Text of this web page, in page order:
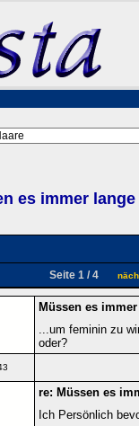
es immer lange
Seite 1 / 4
Müssen es
...um feminin zu
oder?
re: Müssen es
Ich Persönlich